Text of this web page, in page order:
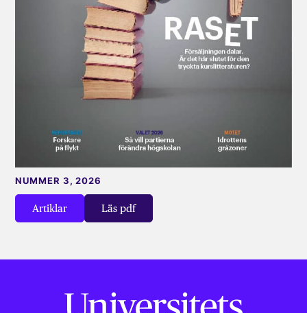
Artiklar Läs pdf
NUMMER 3, 2026